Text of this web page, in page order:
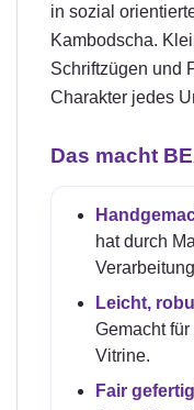
in sozial
Kambodscha.
Schriftzügen und
Charakter jedes
Das macht
hat durch
Leicht,
Gemacht
Vitrine.
Fair